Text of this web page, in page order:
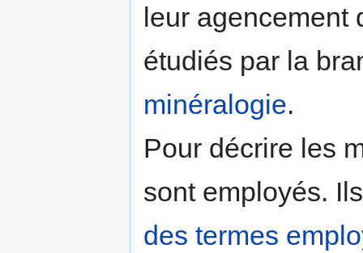
leur agencement
étudiés par la
minéralogie.
Pour décrire les
sont employés.
des termes